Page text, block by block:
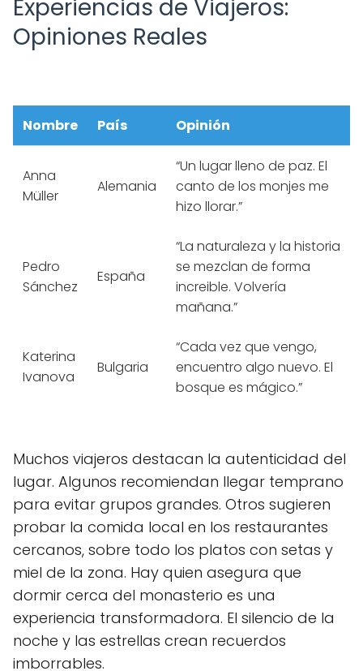
Experiencias de Viajeros:
Opiniones Reales
Nombre País Opinión
Anna
Müller
Alemania
“Un lugar lleno de paz. El
canto de los monjes me
hizo llorar.”
Pedro
Sánchez
España
“La naturaleza y la historia
se mezclan de forma
increible. Volvería
mañana.”
Katerina
Ivanova
Bulgaria
“Cada vez que vengo,
encuentro algo nuevo. El
bosque es mágico.”
Muchos viajeros destacan la autenticidad del
lugar. Algunos recomiendan llegar temprano
para evitar grupos grandes. Otros sugieren
probar la comida local en los restaurantes
cercanos, sobre todo los platos con setas y
miel de la zona. Hay quien asegura que
dormir cerca del monasterio es una
experiencia transformadora. El silencio de la
noche y las estrellas crean recuerdos
imborrables.